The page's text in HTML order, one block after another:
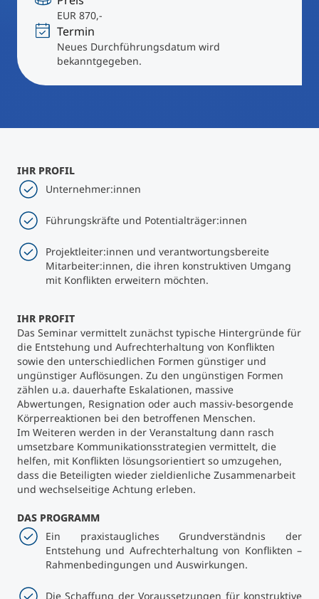
International studieren
An über 300 Partneruniversitäten
Micro Degrees
Micro Credentials
Management-Seminare
Technische Weiterbildung
Studienberatung
Executive Education Finder
EUR 870,-
Termin
Neues Durchführungsdatum wird
bekanntgegeben.
IHR PROFIL
Unternehmer:innen
Führungskräfte und Potentialträger:innen
Projektleiter:innen und verantwortungsbereite
Mitarbeiter:innen, die ihren konstruktiven Umgang
mit Konflikten erweitern möchten.
IHR PROFIT
Das Seminar vermittelt zunächst typische Hintergründe für
die Entstehung und Aufrechterhaltung von Konflikten
sowie den unterschiedlichen Formen günstiger und
ungünstiger Auflösungen. Zu den ungünstigen Formen
zählen u.a. dauerhafte Eskalationen, massive
Abwertungen, Resignation oder auch massiv-besorgende
Körperreaktionen bei den betroffenen Menschen.
Im Weiteren werden in der Veranstaltung dann rasch
umsetzbare Kommunikationsstrategien vermittelt, die
helfen, mit Konflikten lösungsorientiert so umzugehen,
dass die Beteiligten wieder zieldienliche Zusammenarbeit
und wechselseitige Achtung erleben.
DAS PROGRAMM
Ein praxistaugliches Grundverständnis der
Entstehung und Aufrechterhaltung von Konflikten –
Rahmenbedingungen und Auswirkungen.
Die Schaffung der Voraussetzungen für konstruktive